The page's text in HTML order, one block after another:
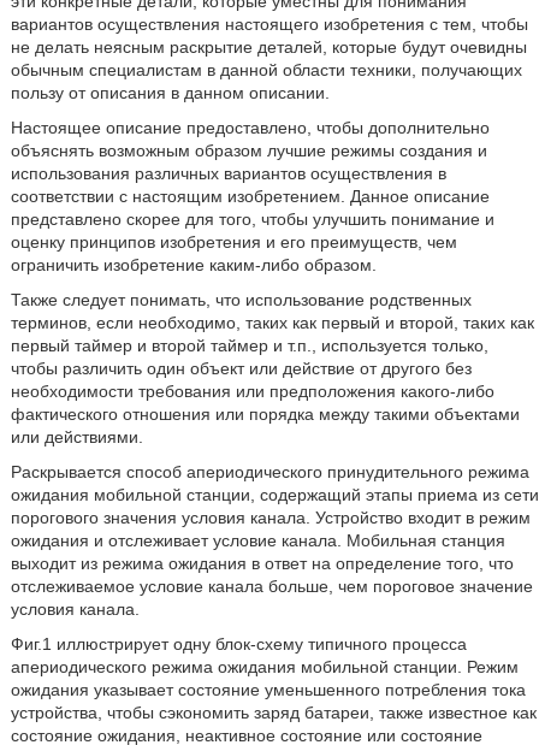
вариантов осуществления настоящего изобретения с тем, чтобы
не делать неясным раскрытие деталей, которые будут очевидны
обычным специалистам в данной области техники, получающих
пользу от описания в данном описании.
Настоящее описание предоставлено, чтобы дополнительно
объяснять возможным образом лучшие режимы создания и
использования различных вариантов осуществления в
соответствии с настоящим изобретением. Данное описание
представлено скорее для того, чтобы улучшить понимание и
оценку принципов изобретения и его преимуществ, чем
ограничить изобретение каким-либо образом.
Также следует понимать, что использование родственных
терминов, если необходимо, таких как первый и второй, таких как
первый таймер и второй таймер и т.п., используется только,
чтобы различить один объект или действие от другого без
необходимости требования или предположения какого-либо
фактического отношения или порядка между такими объектами
или действиями.
Раскрывается способ апериодического принудительного режима
ожидания мобильной станции, содержащий этапы приема из сети
порогового значения условия канала. Устройство входит в режим
ожидания и отслеживает условие канала. Мобильная станция
выходит из режима ожидания в ответ на определение того, что
отслеживаемое условие канала больше, чем пороговое значение
условия канала.
Фиг.1 иллюстрирует одну блок-схему типичного процесса
апериодического режима ожидания мобильной станции. Режим
ожидания указывает состояние уменьшенного потребления тока
устройства, чтобы сэкономить заряд батареи, также известное как
состояние ожидания, неактивное состояние или состояние